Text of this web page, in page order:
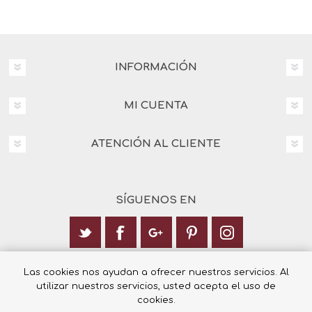
INFORMACIÓN
MI CUENTA
ATENCIÓN AL CLIENTE
SÍGUENOS EN
Calle Italia 6, 03003 Alicante
+34 965 12 23 55
Las cookies nos ayudan a ofrecer nuestros servicios. Al
utilizar nuestros servicios, usted acepta el uso de
cookies.